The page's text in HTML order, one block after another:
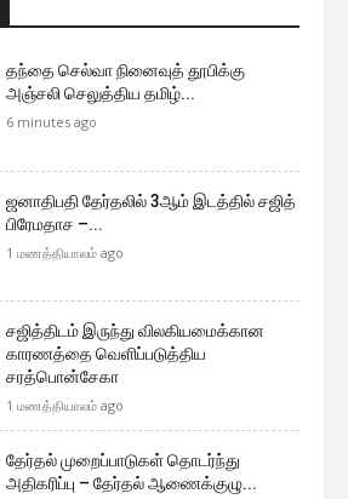
தந்தை செல்வா நினைவுத் தூபிக்கு
அஞ்சலி செலுத்திய தமிழ்...
6 minutes ago
ஜனாதிபதி தேர்தலில் 3ஆம் இடத்தில் சஜித்
பிரேமதாச –...
1 மணத்தியாலம் ago
சஜித்திடம் இருந்து விலகியமைக்கான
காரணத்தை வெளிப்படுத்திய
சரத்பொன்சேகா
1 மணத்தியாலம் ago
தேர்தல் முறைப்பாடுகள் தொடர்ந்து
அதிகரிப்பு – தேர்தல் ஆணைக்குழு...